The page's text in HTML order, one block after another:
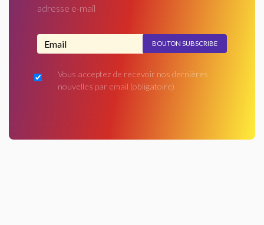
adresse e-mail
Adresse email...
Vous acceptez de recevoir nos dernières
nouvelles par email (obligatoire)